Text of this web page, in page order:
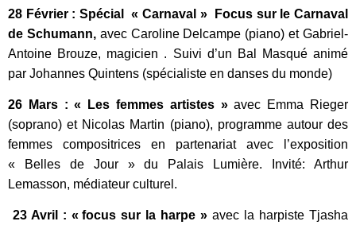
28 Février : Spécial « Carnaval » Focus sur le Carnaval
de Schumann, avec Caroline Delcampe (piano) et Gabriel-
Antoine Brouze, magicien . Suivi d’un Bal Masqué animé
par Johannes Quintens (spécialiste en danses du monde)
26 Mars : « Les femmes artistes »avec Emma Rieger
(soprano) et Nicolas Martin (piano), programme autour des
femmes compositrices en partenariat avec l’exposition
« Belles de Jour » du Palais Lumière. Invité: Arthur
Lemasson, médiateur culturel.
23 Avril : « focus sur la harpe » avec la harpiste Tjasha